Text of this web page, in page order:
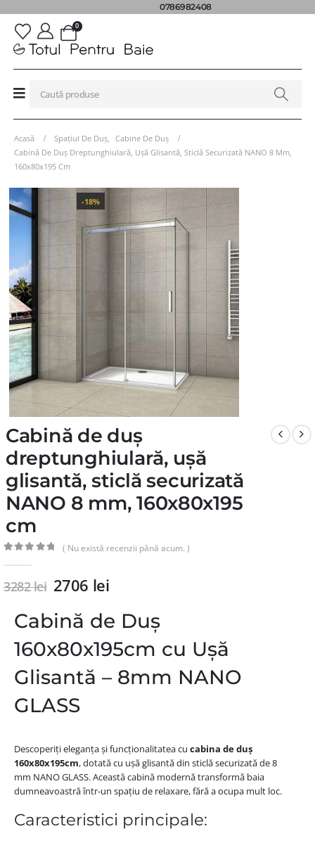
0786982408
0
Acasă Spațiul De Duș
Cabine De Duș
Cabină De Duș Dreptunghiulară, Ușă Glisantă, Sticlă Securizată NANO 8 Mm,
160x80x195 Cm
-18%
Cabină de duș
dreptunghiulară, ușă
glisantă, sticlă securizată
NANO 8 mm, 160x80x195
cm
( Nu există recenzii până acum. )
3282lei 2706 lei
Cabină de Duș
160x80x195cm cu Ușă
Glisantă – 8mm NANO
GLASS
Descoperiți eleganța și funcționalitatea cu cabina de duș
160x80x195cm, dotată cu ușă glisantă din sticlă securizată de 8
mm NANO GLASS. Această cabină modernă transformă baia
dumneavoastră într-un spațiu de relaxare, fără a ocupa mult loc.
Caracteristici principale: